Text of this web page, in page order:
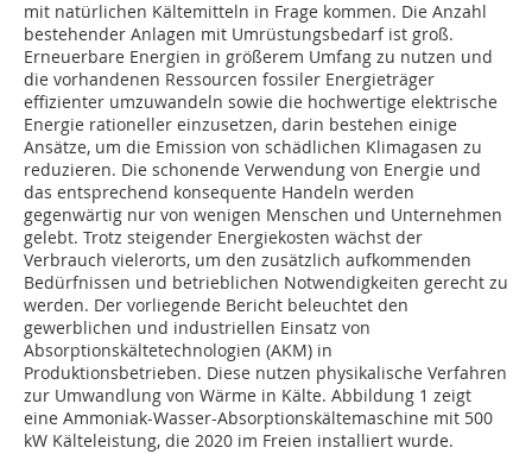
mit natürlichen Kältemitteln in Frage kommen. Die Anzahl
bestehender Anlagen mit Umrüstungsbedarf ist groß.
Erneuerbare Energien in größerem Umfang zu nutzen und
die vorhandenen Ressourcen fossiler Energieträger
effizienter umzuwandeln sowie die hochwertige elektrische
Energie rationeller einzusetzen, darin bestehen einige
Ansätze, um die Emission von schädlichen Klimagasen zu
reduzieren. Die schonende Verwendung von Energie und
das entsprechend konsequente Handeln werden
gegenwärtig nur von wenigen Menschen und Unternehmen
gelebt. Trotz steigender Energiekosten wächst der
Verbrauch vielerorts, um den zusätzlich aufkommenden
Bedürfnissen und betrieblichen Notwendigkeiten gerecht zu
werden. Der vorliegende Bericht beleuchtet den
gewerblichen und industriellen Einsatz von
Absorptionskältetechnologien (AKM) in
Produktionsbetrieben. Diese nutzen physikalische Verfahren
zur Umwandlung von Wärme in Kälte. Abbildung 1 zeigt
eine Ammoniak-Wasser-Absorptionskältemaschine mit 500
kW Kälteleistung, die 2020 im Freien installiert wurde.